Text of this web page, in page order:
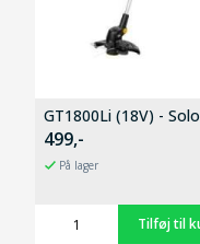
GT1800Li (18V) - Solo
499,-
På lager